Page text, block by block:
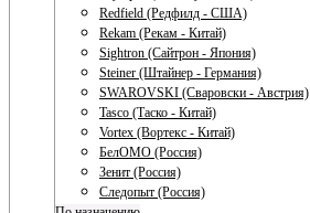
Redfield (Редфилд - США)
Rekam (Рекам - Китай)
Sightron (Сайтрон - Япония)
Steiner (Штайнер - Германия)
SWAROVSKI (Сваровски - Австрия)
Tasco (Таско - Китай)
Vortex (Вортекс - Китай)
БелОМО (Россия)
Зенит (Россия)
Следопыт (Россия)